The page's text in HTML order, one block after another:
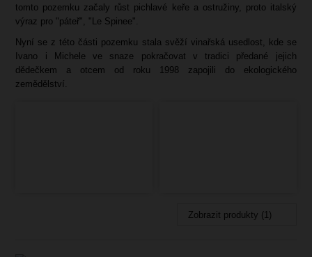
tomto pozemku začaly růst pichlavé keře a ostružiny, proto italský
výraz pro "páteř", "Le Spinee".
Nyní se z této části pozemku stala svěží vinařská usedlost, kde se
Ivano i Michele ve snaze pokračovat v tradici předané jejich
dědečkem a otcem od roku 1998 zapojili do ekologického
zemědělství.
Zobrazit produkty (1)